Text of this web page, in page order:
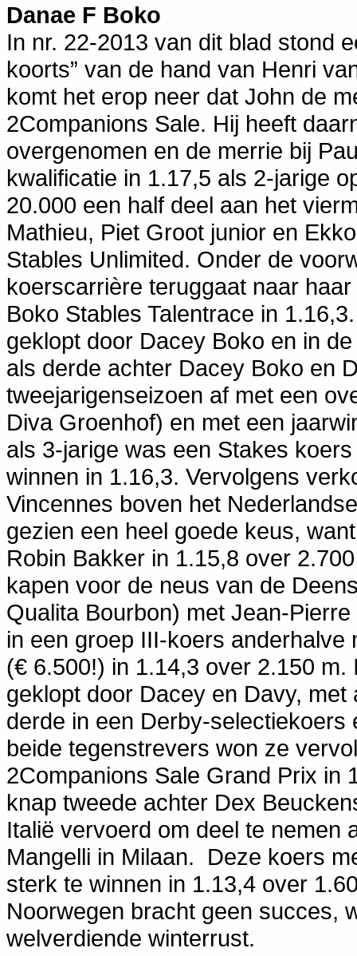
Danae F Boko
In nr. 22-2013 van dit blad stond
koorts” van de hand van Henri
komt het erop neer dat John de
2Companions Sale. Hij heeft
overgenomen en de merrie bij
kwalificatie in 1.17,5 als 2-jarige
20.000 een half deel aan het
Mathieu, Piet Groot junior en
Stables Unlimited. Onder de
koerscarrière teruggaat naar
Boko Stables Talentrace in
geklopt door Dacey Boko en in
als derde achter Dacey Boko en
tweejarigenseizoen af met een
Diva Groenhof) en met een
als 3-jarige was een Stakes
winnen in 1.16,3. Vervolgens
Vincennes boven het
gezien een heel goede keus,
Robin Bakker in 1.15,8 over
kapen voor de neus van de
Qualita Bourbon) met Jean-
in een groep III-koers
(€ 6.500!) in 1.14,3 over 2.150
geklopt door Dacey en Davy,
derde in een Derby-
beide tegenstrevers won ze
2Companions Sale Grand Prix in
knap tweede achter Dex
Italië vervoerd om deel te nemen
Mangelli in Milaan. Deze koers
sterk te winnen in 1.13,4 over
Noorwegen bracht geen succes,
welverdiende winterrust.